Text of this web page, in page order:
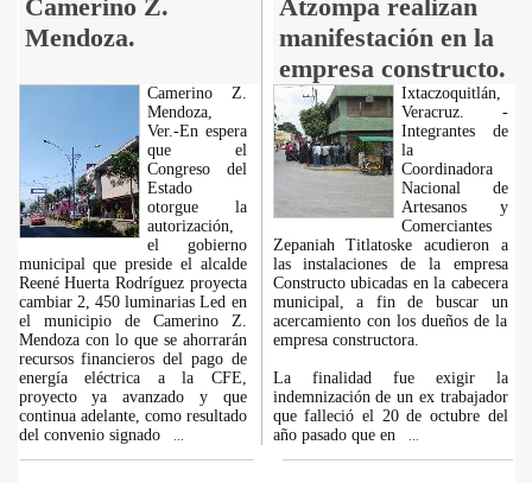
Camerino Z.
Mendoza.
Atzompa realizan
manifestación en la
empresa constructo.
Camerino Z.
Mendoza,
Ver.-En espera
que el
Congreso del
Estado
otorgue la
autorización,
el gobierno
municipal que preside el alcalde
Reené Huerta Rodríguez proyecta
cambiar 2, 450 luminarias Led en
el municipio de Camerino Z.
Mendoza con lo que se ahorrarán
recursos financieros del pago de
energía eléctrica a la CFE,
proyecto ya avanzado y que
continua adelante, como resultado
del convenio signado
Ixtaczoquitlán,
Veracruz. -
Integrantes de
la
Coordinadora
Nacional de
Artesanos y
Comerciantes
Zepaniah Titlatoske acudieron a
las instalaciones de la empresa
Constructo ubicadas en la cabecera
municipal, a fin de buscar un
acercamiento con los dueños de la
empresa constructora.
La finalidad fue exigir la
indemnización de un ex trabajador
que falleció el 20 de octubre del
año pasado que en